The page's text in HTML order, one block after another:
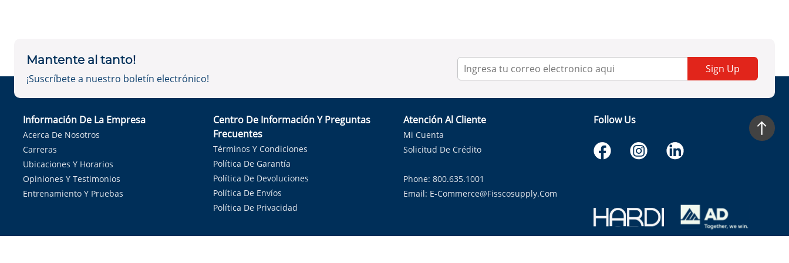
Mantente al tanto!
¡Suscríbete a nuestro boletín electrónico!
Sign Up
Información De La Empresa
Acerca De Nosotros
Carreras
Ubicaciones Y Horarios
Opiniones Y Testimonios
Entrenamiento Y Pruebas
Centro De Información Y Preguntas
Frecuentes
Términos Y Condiciones
Política De Garantía
Política De Devoluciones
Política De Envíos
Política De Privacidad
Atención Al Cliente
Mi Cuenta
Solicitud De Crédito
Phone: 800.635.1001
Email: E-Commerce@fisscosupply.com
Follow Us